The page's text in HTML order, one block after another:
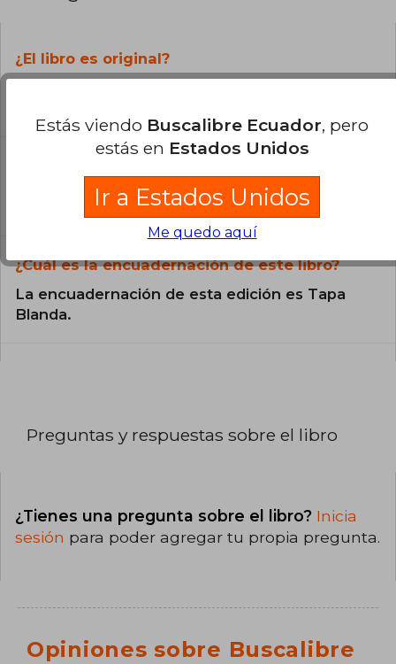
¿El libro es original?
¿En qué Idioma está escrito el
El libro está escrito en Español.
¿Cuál es la encuadernación de este libro?
La encuadernación de esta edición es Tapa
Blanda.
Preguntas y respuestas sobre el libro
¿Tienes una pregunta sobre el libro? Inicia
sesión para poder agregar tu propia pregunta.
Opiniones sobre Buscalibre
Estás viendo Buscalibre Ecuador, pero
estás en Estados Unidos
Ir a Estados Unidos
Me quedo aquí